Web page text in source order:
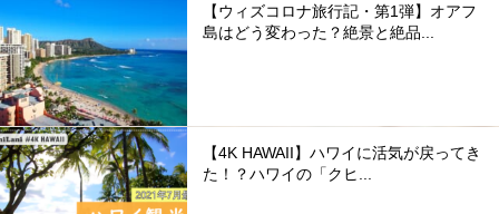
【ウィズコロナ旅行記・第1弾】オアフ
島はどう変わった？絶景と絶品...
【4K HAWAII】ハワイに活気が戻ってき
た！？ハワイの「クヒ...